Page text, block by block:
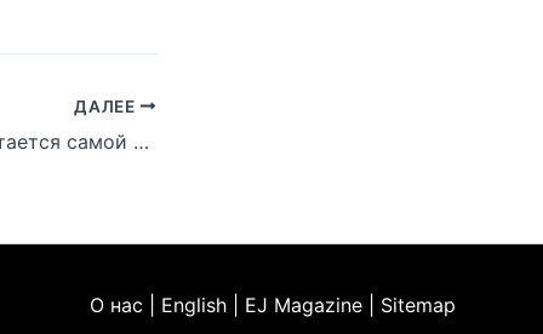
ДАЛЕЕ
Хейли Джейд остается самой большой поклонницей Эминема
О нас | English | EJ Magazine | Sitemap